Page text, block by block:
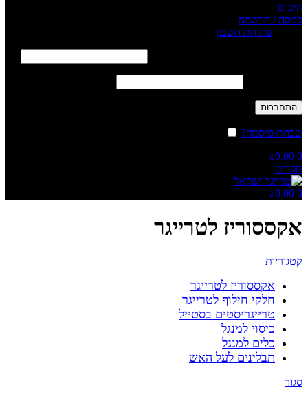
חיפוש
כניסה / הרשמה
פתיחת חשבון
התחברות
שכחת סיסמה?
0
₪0.00
תפריט
0
₪0.00
אקססוריז לטרייגר
קטגוריות
אקססוריז לטרייגר
חלקי חילוף לטרייגר
טרייגריסטים בסטייל
כיסוי למנגל
כלים למנגל
תבלינים לעל האש
סגור